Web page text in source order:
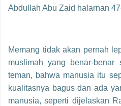
Abdullah Abu Zaid halarnan
Memang tidak akan pernah
muslimah yang benar-
teman, bahwa manusia itu
kualitasnya bagus dan ada
manusia, seperti dijelaskan